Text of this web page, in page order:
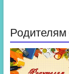
Родителям